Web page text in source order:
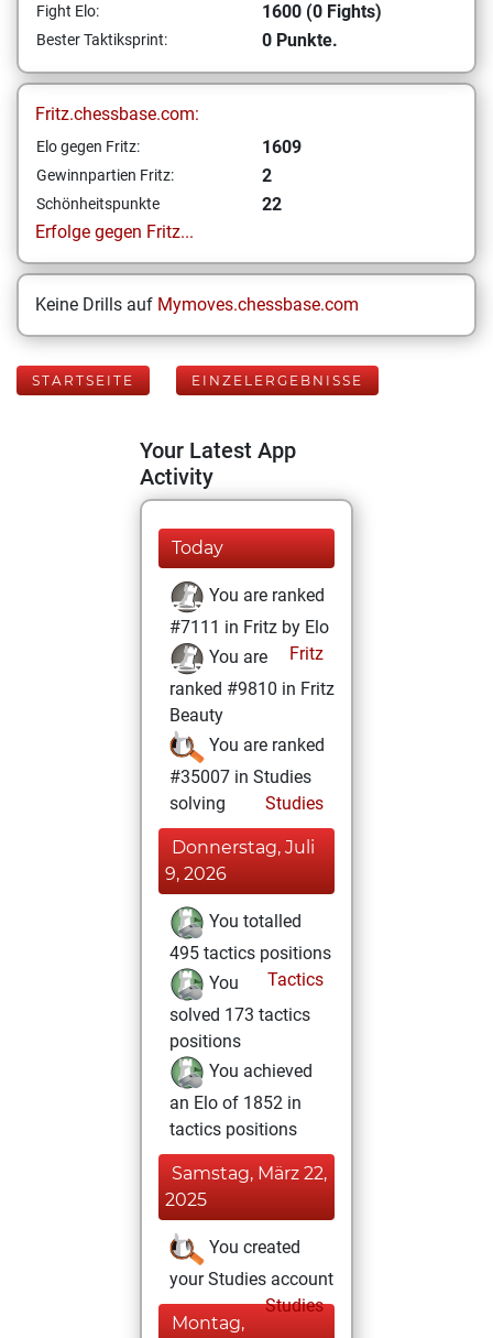
Fight Elo: 1600 (0 Fights)
Bester Taktiksprint: 0 Punkte.
Fritz.chessbase.com:
Elo gegen Fritz: 1609
Gewinnpartien Fritz: 2
Schönheitspunkte
22
Erfolge gegen Fritz...
Keine Drills auf Mymoves.chessbase.com
STARTSEITE EINZELERGEBNISSE
Your Latest App
Activity
Today
You are ranked
#7111 in Fritz by Elo
Fritz
You are
ranked #9810 in Fritz
Beauty
You are ranked
#35007 in Studies
solving
Studies
Donnerstag, Juli
9, 2026
You totalled
495 tactics positions
Tactics
You
solved 173 tactics
positions
You achieved
an Elo of 1852 in
tactics positions
Samstag, März 22,
2025
You created
your Studies account
Studies
Montag,